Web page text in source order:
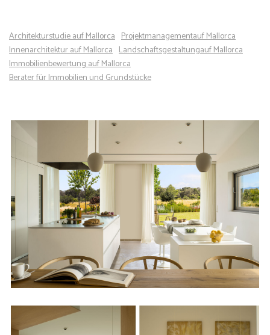
Architekturstudie auf Mallorca Projektmanagementauf Mallorca
Innenarchitekturauf Mallorca Landschaftsgestaltungauf Mallorca
Immobilienbewertungauf Mallorca
Berater für Immobilien und Grundstücke